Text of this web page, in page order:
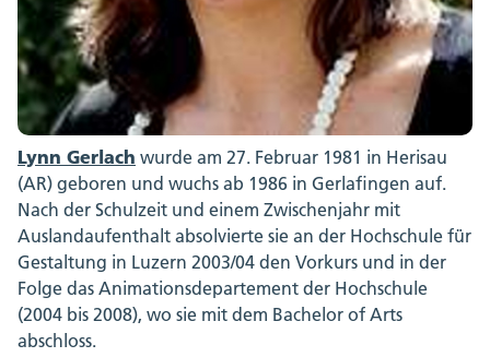
Lynn Gerlach wurde am 27. Februar 1981 in Herisau
(AR) geboren und wuchs ab 1986 in Gerlafingen auf.
Nach der Schulzeit und einem Zwischenjahr mit
Auslandaufenthalt absolvierte sie an der Hochschule für
Gestaltung in Luzern 2003/04 den Vorkurs und in der
Folge das Animationsdepartement der Hochschule
(2004 bis 2008), wo sie mit dem Bachelor of Arts
abschloss.